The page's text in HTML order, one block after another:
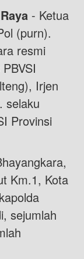
Raya - Ketua
(purn).
resmi
Irjen
selaku
Provinsi
Km.1, Kota
sejumlah